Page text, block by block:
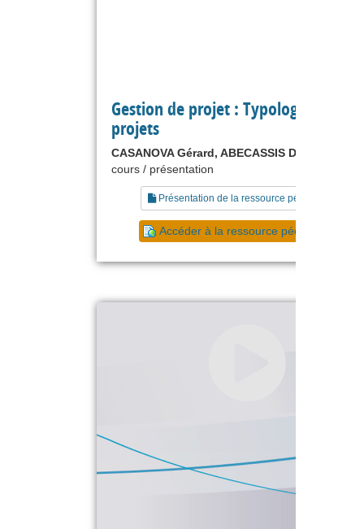
Gestion de projet : Typologie des
projets
CASANOVA Gérard, ABECASSIS Denis
cours / présentation
Présentation de la ressource pédagogique
Accéder à la ressource pédagogique